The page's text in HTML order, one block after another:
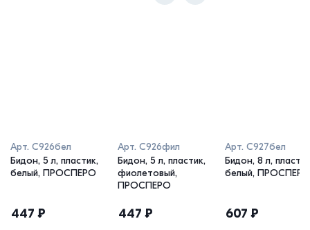
Арт. С926бел
Бидон, 5 л, пластик,
белый, ПРОСПЕРО
447 ₽
Арт. С926фил
Бидон, 5 л, пластик,
фиолетовый,
ПРОСПЕРО
447 ₽
Арт. С927бел
Бидон, 8 л,
белый, ПРОСПЕРО
607 ₽